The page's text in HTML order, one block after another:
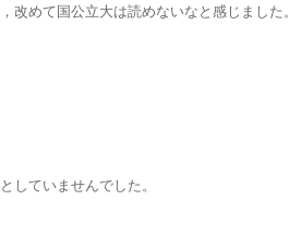
めて国公立大は読めないなと感じました。
していませんでした。